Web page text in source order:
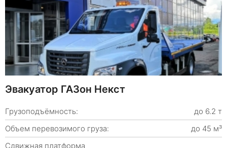
Эвакуатор ГАЗон Некст
Грузоподъёмность:
до 6.2 т
Объем перевозимого груза:
до 45 м³
Сдвижная платформа